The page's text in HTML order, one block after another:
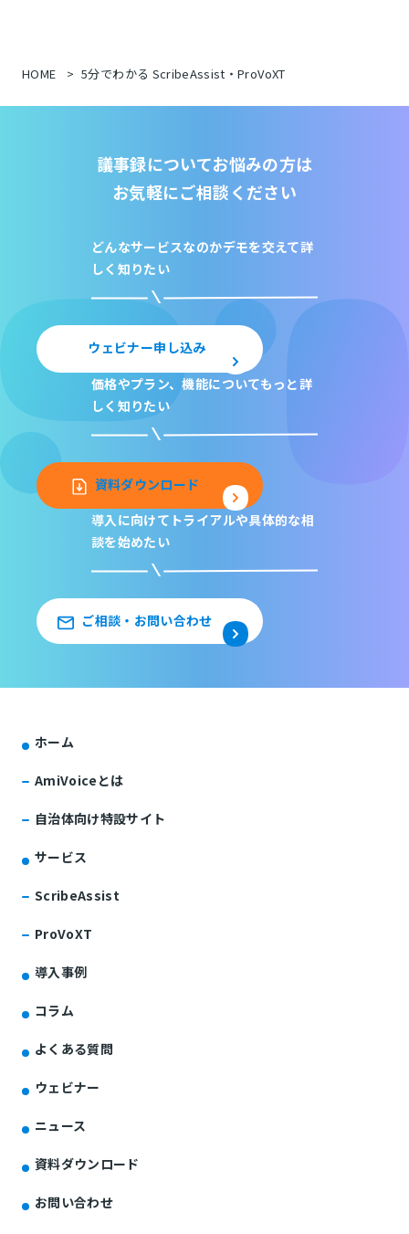
HOME 5分でわかる ScribeAssist・ProVoXT
議事録についてお悩みの方は
お気軽にご相談ください
どんなサービスなのかデモを交えて詳
しく知りたい
ウェビナー申し込み
価格やプラン、機能についてもっと詳
しく知りたい
資料ダウンロード
導入に向けてトライアルや具体的な相
談を始めたい
ご相談・お問い合わせ
ホーム
AmiVoiceとは
自治体向け特設サイト
サービス
ScribeAssist
ProVoXT
導入事例
コラム
よくある質問
ウェビナー
ニュース
資料ダウンロード
お問い合わせ